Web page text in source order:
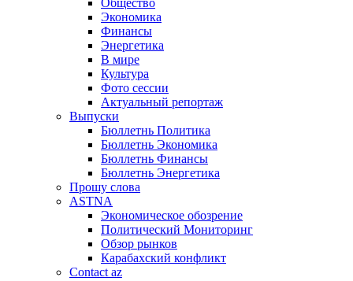
Общество
Экономика
Финансы
Энергетика
В мире
Культура
Фото сессии
Актуальный репортаж
Выпуски
Бюллетнь Политика
Бюллетнь Экономика
Бюллетнь Финансы
Бюллетнь Энергетика
Прошу слова
ASTNA
Экономическое обозрение
Политический Мониторинг
Обзор рынков
Карабахский конфликт
Contact az